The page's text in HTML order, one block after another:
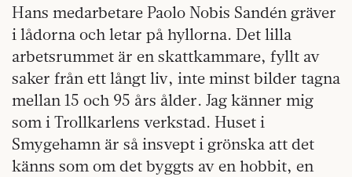
Hans medarbetare Paolo Nobis Sandén gräver
i lådorna och letar på hyllorna. Det lilla
arbetsrummet är en skattkammare, fyllt av
saker från ett långt liv, inte minst bilder tagna
mellan 15 och 95 års ålder. Jag känner mig
som i Trollkarlens verkstad. Huset i
Smygehamn är så insvept i grönska att det
känns som om det byggts av en hobbit, en